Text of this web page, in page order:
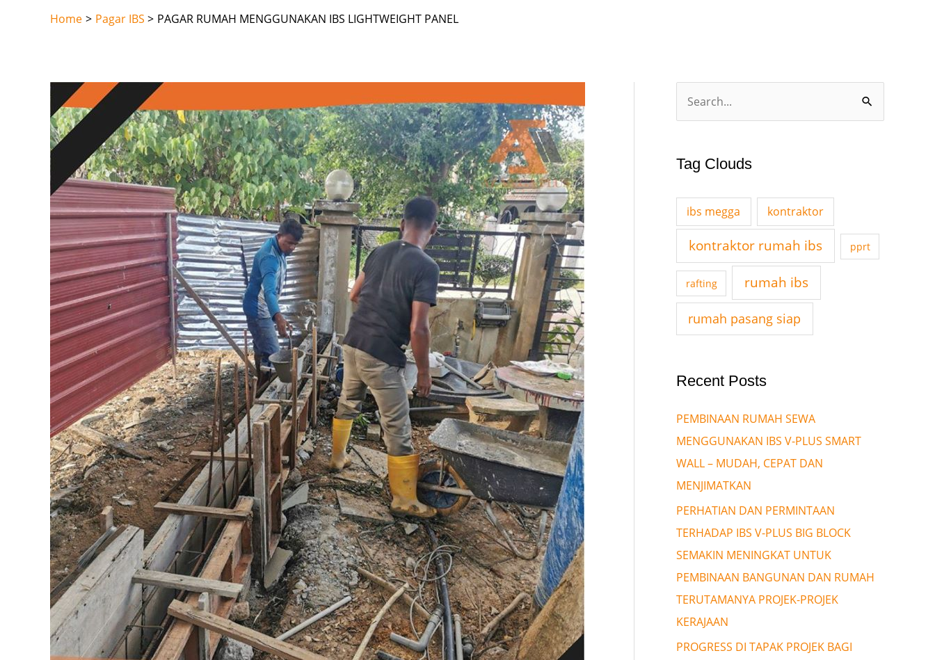
Home Pagar IBS PAGAR RUMAH MENGGUNAKAN IBS LIGHTWEIGHT PANEL
Post
navigation
r
o
:
Tag Clouds
ibs megga kontraktor
kontraktor rumah ibs pprt
rafting rumah ibs
rumah pasang siap
Recent Posts
PEMBINAAN RUMAH SEWA
MENGGUNAKAN IBS V-PLUS SMART
WALL – MUDAH, CEPAT DAN
MENJIMATKAN
PERHATIAN DAN PERMINTAAN
TERHADAP IBS V-PLUS BIG BLOCK
SEMAKIN MENINGKAT UNTUK
PEMBINAAN BANGUNAN DAN RUMAH
TERUTAMANYA PROJEK-PROJEK
KERAJAAN
PROGRESS DI TAPAK PROJEK BAGI
h
e